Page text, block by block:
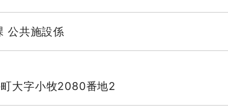
公共施設係
大字小牧2080番地2